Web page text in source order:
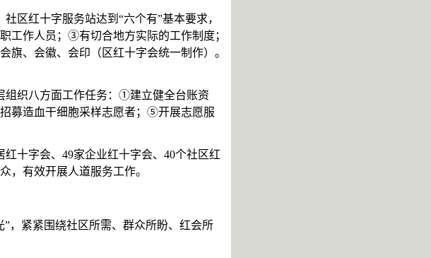
社区红十字服务站达到“六个有”基本要求，
工作人员；③有切合地方实际的工作制度；
、会徽、会印（区红十字会统一制作）。
组织八方面工作任务：①建立健全台账资
募造血干细胞采样志愿者；⑤开展志愿服
十字会、49家企业红十字会、40个社区红
，有效开展人道服务工作。
，紧紧围绕社区所需、群众所盼、红会所